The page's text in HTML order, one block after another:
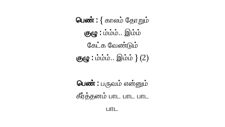
பெண் : { காலம் தோறும்
குழு :ம்ம்ம்.. இம்ம்
கேட்க வேண்டும்
குழு : ம்ம்ம்.. இம்ம் } (2)
பெண் : பருவம் என்னும்
கீர்த்தனம் பாட பாட பாட
பாட